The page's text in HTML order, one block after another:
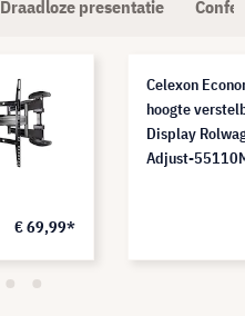
Draadloze presentatie
€ 69,99*
Celexon
hoogte
Display
Adjust-